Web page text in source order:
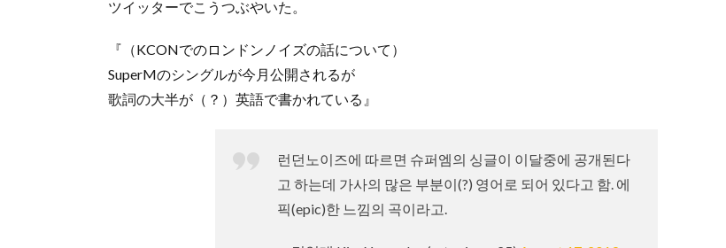
ツイッターでこうつぶやいた。
『（KCONでのロンドンノイズの話について）
SuperMのシングルが今月公開されるが
歌詞の大半が（？）英語で書かれている』
런던노이즈에 따르면 슈퍼엠의 싱글이 이달중에 공개된다
고 하는데 가사의 많은 부분이(?) 영어로 되어 있다고 함. 에
픽(epic)한 느낌의 곡이라고.